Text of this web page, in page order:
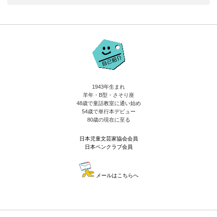
1943年生まれ
羊年・B型・さそり座
48歳で童話教室に通い始め
54歳で単行本デビュー
80歳の現在に至る
日本児童文芸家協会会員
日本ペンクラブ会員
メールはこちらへ